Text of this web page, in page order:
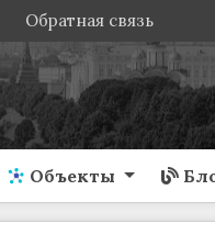
Обратная связь
Объекты